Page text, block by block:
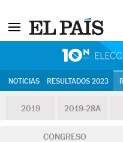
NOTICIAS RESULTADOS 2023
2019 2019-28A
CONGRESO